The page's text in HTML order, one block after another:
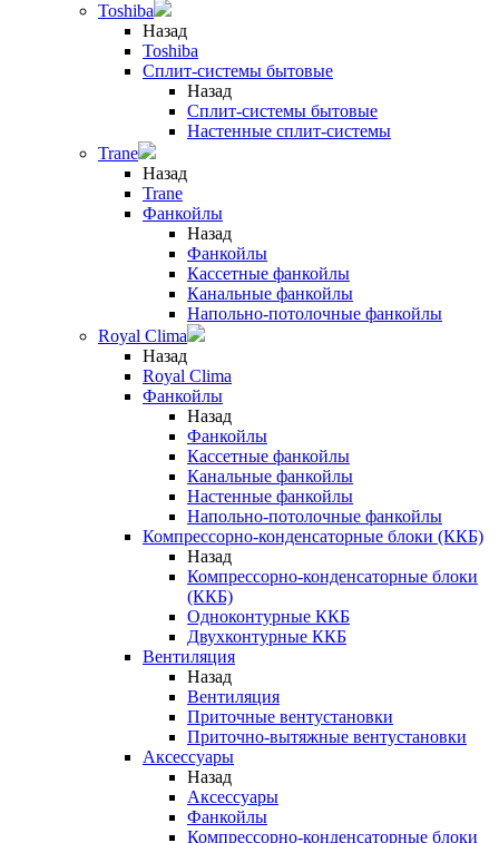
Toshiba
Назад
Toshiba
Сплит-системы бытовые
Назад
Сплит-системы бытовые
Настенные сплит-системы
Trane
Назад
Trane
Фанкойлы
Назад
Фанкойлы
Кассетные фанкойлы
Канальные фанкойлы
Напольно-потолочные фанкойлы
Royal Clima
Назад
Royal Clima
Фанкойлы
Назад
Фанкойлы
Кассетные фанкойлы
Канальные фанкойлы
Настенные фанкойлы
Напольно-потолочные фанкойлы
Компрессорно-конденсаторные блоки (ККБ)
Назад
Компрессорно-конденсаторные блоки
(ККБ)
Одноконтурные ККБ
Двухконтурные ККБ
Вентиляция
Назад
Вентиляция
Приточные вентустановки
Приточно-вытяжные вентустановки
Аксессуары
Назад
Аксессуары
Фанкойлы
Компрессорно-конденсаторные блоки